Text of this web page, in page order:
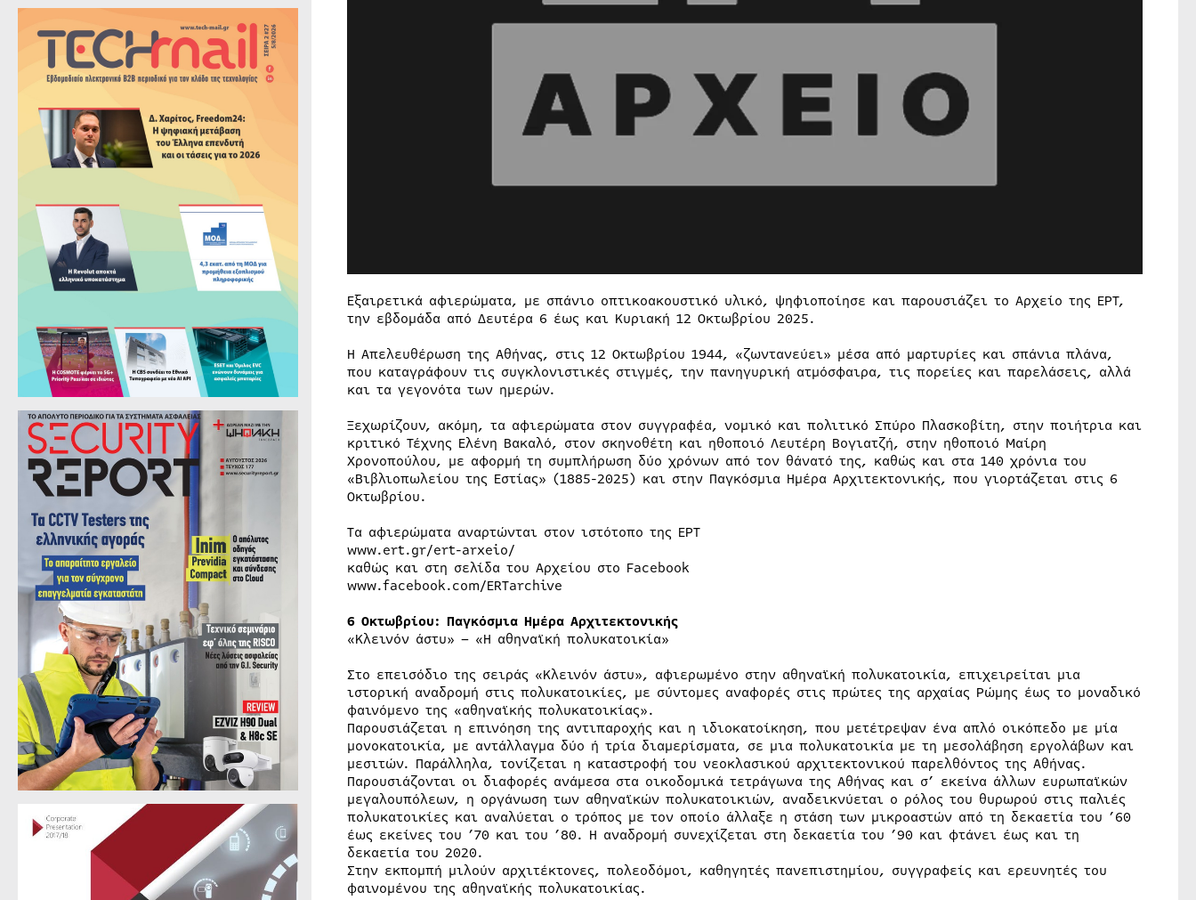
Εξαιρετικά αφιερώματα, με σπάνιο οπτικοακουστικό υλικό, ψηφιοποίησε και παρουσιάζει το Αρχείο της ΕΡΤ,
την εβδομάδα από Δευτέρα 6 έως και Κυριακή 12 Οκτωβρίου 2025.
Η Απελευθέρωση της Αθήνας, στις 12 Οκτωβρίου 1944, «ζωντανεύει» μέσα από μαρτυρίες και σπάνια πλάνα,
που καταγράφουν τις συγκλονιστικές στιγμές, την πανηγυρική ατμόσφαιρα, τις πορείες και παρελάσεις, αλλά
και τα γεγονότα των ημερών.
Ξεχωρίζουν, ακόμη, τα αφιερώματα στον συγγραφέα, νομικό και πολιτικό Σπύρο Πλασκοβίτη, στην ποιήτρια και
κριτικό Τέχνης Ελένη Βακαλό, στον σκηνοθέτη και ηθοποιό Λευτέρη Βογιατζή, στην ηθοποιό Μαίρη
Χρονοπούλου, με αφορμή τη συμπλήρωση δύο χρόνων από τον θάνατό της, καθώς και στα 140 χρόνια του
«Βιβλιοπωλείου της Εστίας» (1885-2025) και στην Παγκόσμια Ημέρα Αρχιτεκτονικής, που γιορτάζεται στις 6
Οκτωβρίου.
Τα αφιερώματα αναρτώνται στον ιστότοπο της ΕΡΤ
www.ert.gr/ert-arxeio/
καθώς και στη σελίδα του Αρχείου στο Facebook
www.facebook.com/ERTarchive
6 Οκτωβρίου: Παγκόσμια Ημέρα Αρχιτεκτονικής
«Κλεινόν άστυ» – «Η αθηναϊκή πολυκατοικία»
Στο επεισόδιο της σειράς «Κλεινόν άστυ», αφιερωμένο στην αθηναϊκή πολυκατοικία, επιχειρείται μια
ιστορική αναδρομή στις πολυκατοικίες, με σύντομες αναφορές στις πρώτες της αρχαίας Ρώμης έως το μοναδικό
φαινόμενο της «αθηναϊκής πολυκατοικίας».
Παρουσιάζεται η επινόηση της αντιπαροχής και η ιδιοκατοίκηση, που μετέτρεψαν ένα απλό οικόπεδο με μία
μονοκατοικία, με αντάλλαγμα δύο ή τρία διαμερίσματα, σε μια πολυκατοικία με τη μεσολάβηση εργολάβων και
μεσιτών. Παράλληλα, τονίζεται η καταστροφή του νεοκλασικού αρχιτεκτονικού παρελθόντος της Αθήνας.
Παρουσιάζονται οι διαφορές ανάμεσα στα οικοδομικά τετράγωνα της Αθήνας και σ’ εκείνα άλλων ευρωπαϊκών
μεγαλουπόλεων, η οργάνωση των αθηναϊκών πολυκατοικιών, αναδεικνύεται ο ρόλος του θυρωρού στις παλιές
πολυκατοικίες και αναλύεται ο τρόπος με τον οποίο άλλαξε η στάση των μικροαστών από τη δεκαετία του ’60
έως εκείνες του ’70 και του ’80. Η αναδρομή συνεχίζεται στη δεκαετία του ’90 και φτάνει έως και τη
δεκαετία του 2020.
Στην εκπομπή μιλούν αρχιτέκτονες, πολεοδόμοι, καθηγητές πανεπιστημίου, συγγραφείς και ερευνητές του
φαινομένου της αθηναϊκής πολυκατοικίας.